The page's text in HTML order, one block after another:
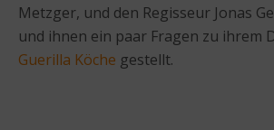
Metzger, und den Regisseur Jonas
und ihnen ein paar Fragen zu ihrem
Guerilla Köche gestellt.